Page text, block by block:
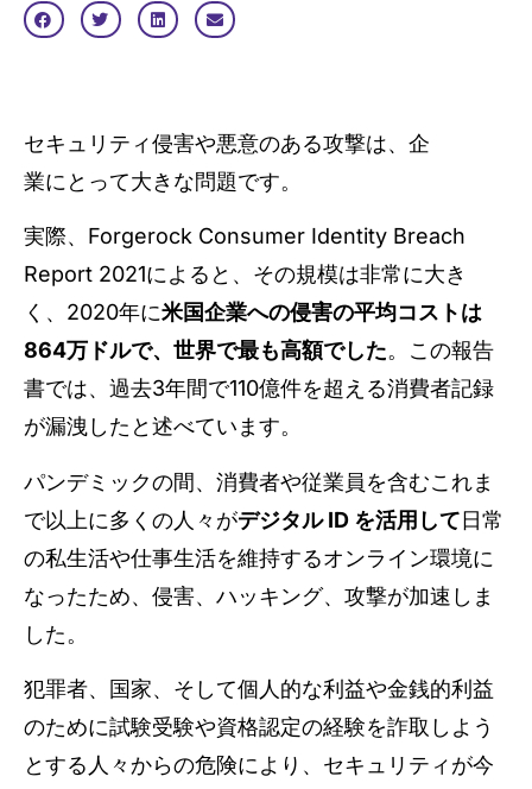
セキュリティ侵害や悪意のある攻撃は、企
業にとって大きな問題です。
実際、Forgerock Consumer Identity Breach
Report 2021によると、その規模は非常に大き
く、2020年に米国企業への侵害の平均コストは
864万ドルで、世界で最も高額でした。この報告
書では、過去3年間で110億件を超える消費者記録
が漏洩したと述べています。
パンデミックの間、消費者や従業員を含むこれま
で以上に多くの人々がデジタル ID を活用して日常
の私生活や仕事生活を維持するオンライン環境に
なったため、侵害、ハッキング、攻撃が加速しま
した。
犯罪者、国家、そして個人的な利益や金銭的利益
のために試験受験や資格認定の経験を詐取しよう
とする人々からの危険により、セキュリティが今